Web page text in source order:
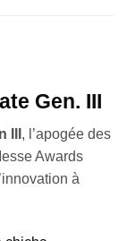
Gen. III
, l’apogée des
Awards
à